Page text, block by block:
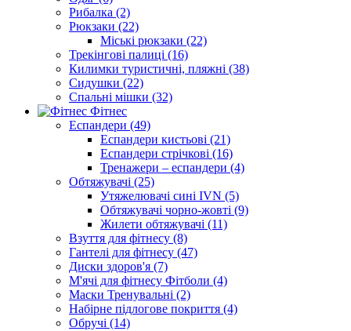
Рибалка (2)
Рюкзаки (22)
Міські рюкзаки (22)
Трекінгові палиці (16)
Килимки туристичні, пляжні (38)
Сидушки (22)
Спальні мішки (32)
Фітнес
Еспандери (49)
Еспандери кистьові (21)
Еспандери стрічкові (16)
Тренажери – еспандери (4)
Обтяжувачі (25)
Утяжелювачі сині IVN (5)
Обтяжувачі чорно-жовті (9)
Жилети обтяжувачі (11)
Взуття для фітнесу (8)
Гантелі для фітнесу (47)
Диски здоров'я (7)
М'ячі для фітнесу Фітболи (4)
Маски Тренувальні (2)
Набірне підлогове покриття (4)
Обручі (14)